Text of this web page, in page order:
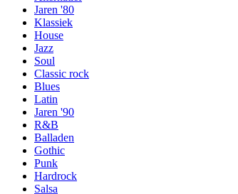
Jaren '80
Klassiek
House
Jazz
Soul
Classic rock
Blues
Latin
Jaren '90
R&B
Balladen
Gothic
Punk
Hardrock
Salsa